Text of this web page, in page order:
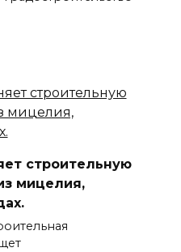
строительную
мицелия,